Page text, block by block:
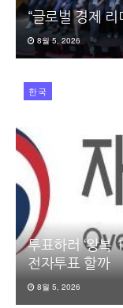
“글로벌 경제 리
8월 5, 2026
한국
투표하러 ‘왕복
전자투표 할까
8월 5, 2026